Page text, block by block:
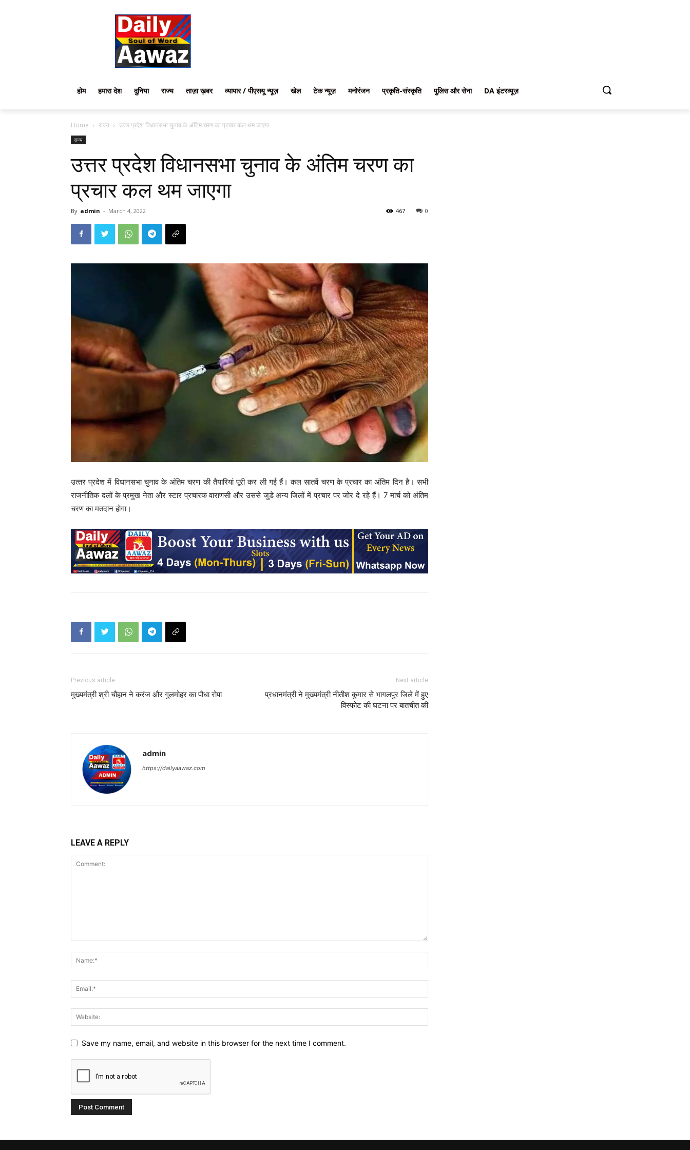
होम हमारा देश दुनिया राज्य ताज़ा ख़बर व्यापार / पीएसयू न्यूज़ खेल टेक न्यूज़ मनोरंजन प्रकृति-संस्कृति पुलिस और सेना DA इंटरव्यूज़
Home राज्य उत्तर प्रदेश विधानसभा चुनाव के अंतिम चरण का प्रचार कल थम जाएगा
राज्य
उत्तर प्रदेश विधानसभा चुनाव के अंतिम चरण का
प्रचार कल थम जाएगा
By admin - March 4, 2022 0
467
उत्‍तर प्रदेश में विधानसभा चुनाव के अंतिम चरण की तैयारियां पूरी कर ली गई हैं। कल सातवें चरण के प्रचार का अंतिम दिन है। सभी
राजनीतिक दलों के प्रमुख नेता और स्‍टार प्रचारक वाराणसी और उससे जुडे अन्‍य जिलों में प्रचार पर जोर दे रहे हैं। 7 मार्च को अंतिम
चरण का मतदान होगा।
Previous article
मुख्यमंत्री श्री चौहान ने करंज और गुलमोहर का पौधा रोपा
Next article
प्रधानमंत्री ने मुख्यमंत्री नीतीश कुमार से भागलपुर जिले में हुए
विस्फोट की घटना पर बातचीत की
admin
https://dailyaawaz.com
LEAVE A REPLY
Save my name, email, and website in this browser for the next time I comment.